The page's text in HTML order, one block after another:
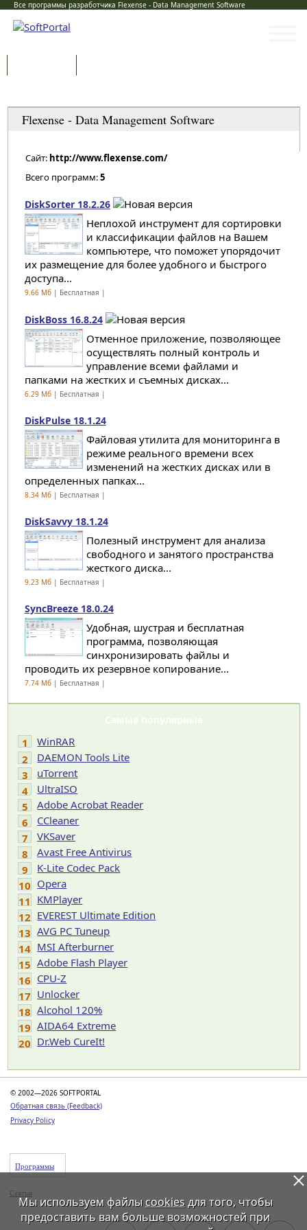
Все программы разработчика Flexense - Data Management Software
Flexense - Data Management Software
Сайт: http://www.flexense.com/
Всего программ:5
DiskSorter 18.2.26
Неплохой инструмент для сортировки
и классификации файлов на Вашем
компьютере, что поможет упорядочит
их размещение для более удобного и быстрого
доступа...
9.66 Мб| Бесплатная |
DiskBoss 16.8.24
Отменное приложение, позволяющее
осуществлять полный контроль и
управление всеми файлами и
папками на жестких и съемных дисках...
6.29 Мб| Бесплатная |
DiskPulse 18.1.24
Файловая утилита для мониторинга в
режиме реального времени всех
изменений на жестких дисках или в
определенных папках...
8.34 Мб| Бесплатная |
DiskSavvy 18.1.24
Полезный инструмент для анализа
свободного и занятого пространства
жесткого диска...
9.23 Мб| Бесплатная |
SyncBreeze 18.0.24
Удобная, шустрая и бесплатная
программа, позволяющая
синхронизировать файлы и
проводить их резервное копирование...
7.74 Мб| Бесплатная |
Самые популярные
1
WinRAR
2
DAEMON Tools Lite
3
uTorrent
4
UltraISO
5
Adobe Acrobat Reader
6
CCleaner
7
VKSaver
8
Avast Free Antivirus
9
K-Lite Codec Pack
10 Opera
11 KMPlayer
12 EVEREST Ultimate Edition
13 AVG PC Tuneup
14 MSI Afterburner
15 Adobe Flash Player
16 CPU-Z
17 Unlocker
18 Alcohol 120%
19 AIDA64 Extreme
20 Dr.Web CureIt!
© 2002—2026 SOFTPORTAL
Обратная связь (Feedback)
Privacy Policy
Программы
Статьи
Мы используем файлы cookiesдля того, чтобы
предоставить вам больше возможностей при